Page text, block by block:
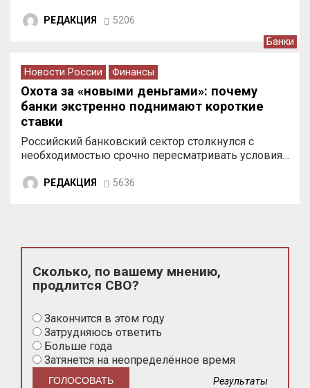
РЕДАКЦИЯ 5206
Банки
Новости России Финансы
Охота за «новыми деньгами»: почему
банки экстренно поднимают короткие
ставки
Российский банковский сектор столкнулся с
необходимостью срочно пересматривать условия…
РЕДАКЦИЯ 5636
Сколько, по вашему мнению,
продлится СВО?
Закончится в этом году
Затрудняюсь ответить
Больше года
Затянется на неопределённое время
Результаты